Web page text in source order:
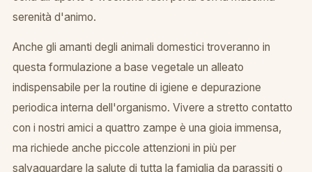
serenità d'animo.
Anche gli amanti degli animali domestici troveranno in
questa formulazione a base vegetale un alleato
indispensabile per la routine di igiene e depurazione
periodica interna dell'organismo. Vivere a stretto contatto
con i nostri amici a quattro zampe è una gioia immensa,
ma richiede anche piccole attenzioni in più per
salvaguardare la salute di tutta la famiglia da parassiti o